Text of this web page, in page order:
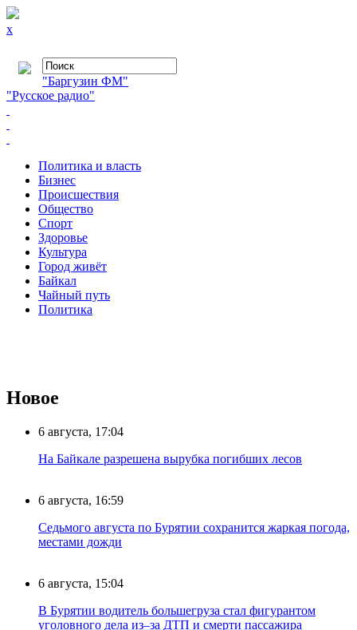
x
"Баргузин ФМ"
"Русское радио"
Политика и власть
Бизнес
Происшествия
Общество
Cпорт
Здоровье
Культура
Город живёт
Байкал
Чайный путь
Политика
Новое
6 августа, 17:04
На Байкале разрешена вырубка погибших лесов
6 августа, 16:59
Седьмого августа по Бурятии сохранится жаркая погода,
местами дожди
6 августа, 15:04
В Бурятии водитель большегруза стал фигурантом
уголовного дела из–за ДТП и смерти пассажира